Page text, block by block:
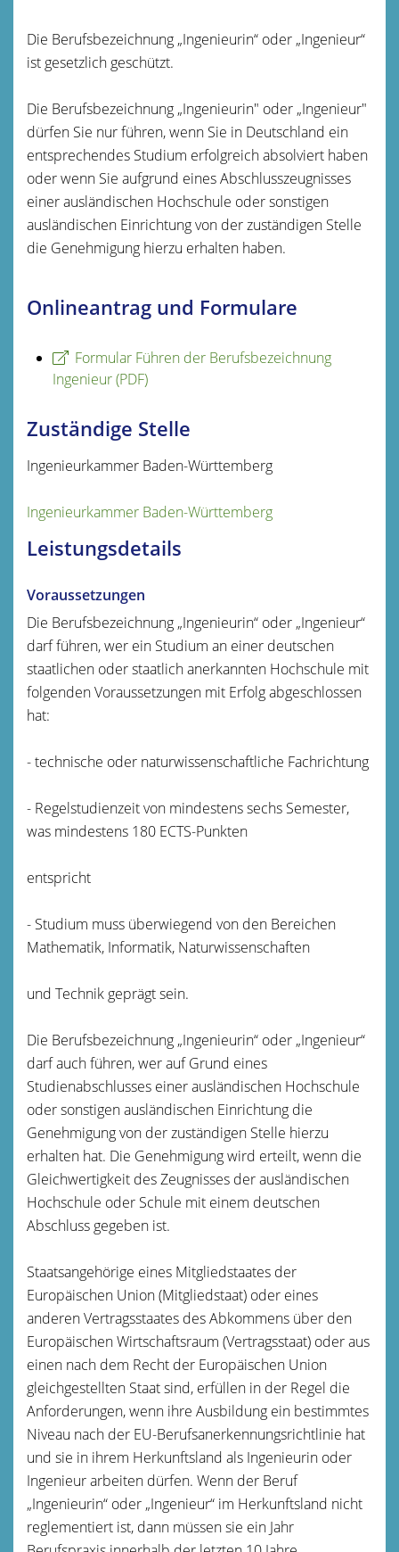
Die Berufsbezeichnung „Ingenieurin“ oder „Ingenieur“
ist gesetzlich geschützt.
Die Berufsbezeichnung „Ingenieurin" oder „Ingenieur"
dürfen Sie nur führen, wenn Sie in Deutschland ein
entsprechendes Studium erfolgreich absolviert haben
oder wenn Sie aufgrund eines Abschlusszeugnisses
einer ausländischen Hochschule oder sonstigen
ausländischen Einrichtung von der zuständigen Stelle
die Genehmigung hierzu erhalten haben.
Onlineantrag und Formulare
Formular Führen der Berufsbezeichnung
Ingenieur (PDF)
Zuständige Stelle
Ingenieurkammer Baden-Württemberg
Ingenieurkammer Baden-Württemberg
Leistungsdetails
Voraussetzungen
Die Berufsbezeichnung „Ingenieurin“ oder „Ingenieur“
darf führen, wer ein Studium an einer deutschen
staatlichen oder staatlich anerkannten Hochschule mit
folgenden Voraussetzungen mit Erfolg abgeschlossen
hat:
- technische oder naturwissenschaftliche Fachrichtung
- Regelstudienzeit von mindestens sechs Semester,
was mindestens 180 ECTS-Punkten
entspricht
- Studium muss überwiegend von den Bereichen
Mathematik, Informatik, Naturwissenschaften
und Technik geprägt sein.
Die Berufsbezeichnung „Ingenieurin“ oder „Ingenieur“
darf auch führen, wer auf Grund eines
Studienabschlusses einer ausländischen Hochschule
oder sonstigen ausländischen Einrichtung die
Genehmigung von der zuständigen Stelle hierzu
erhalten hat. Die Genehmigung wird erteilt, wenn die
Gleichwertigkeit des Zeugnisses der ausländischen
Hochschule oder Schule mit einem deutschen
Abschluss gegeben ist.
Staatsangehörige eines Mitgliedstaates der
Europäischen Union (Mitgliedstaat) oder eines
anderen Vertragsstaates des Abkommens über den
Europäischen Wirtschaftsraum (Vertragsstaat) oder aus
einen nach dem Recht der Europäischen Union
gleichgestellten Staat sind, erfüllen in der Regel die
Anforderungen, wenn ihre Ausbildung ein bestimmtes
Niveau nach der EU-Berufsanerkennungsrichtlinie hat
und sie in ihrem Herkunftsland als Ingenieurin oder
Ingenieur arbeiten dürfen. Wenn der Beruf
„Ingenieurin“ oder „Ingenieur“ im Herkunftsland nicht
reglementiert ist, dann müssen sie ein Jahr